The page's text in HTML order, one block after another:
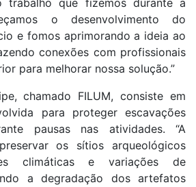
que fizemos durante a
o desenvolvimento do
e fomos aprimorando a ideia ao
conexões com profissionais
para melhorar nossa solução.”
chamado FILUM, consiste em
para proteger escavações
pausas nas atividades. “A
os sítios arqueológicos
climáticas e variações de
a degradação dos artefatos